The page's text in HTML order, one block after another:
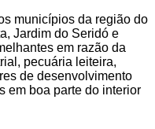
municípios da região do
Jardim do Seridó e
em razão da
pecuária leiteira,
de desenvolvimento
em boa parte do interior